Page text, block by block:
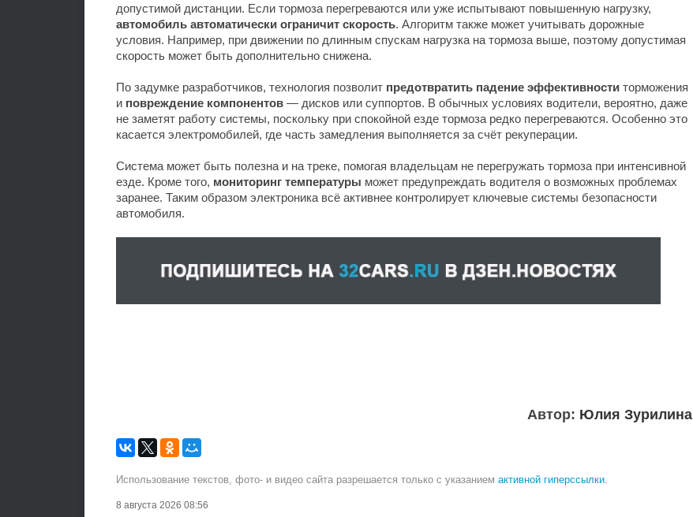
допустимой дистанции. Если тормоза перегреваются или уже испытывают повышенную нагрузку,
автомобиль автоматически ограничит скорость. Алгоритм также может учитывать дорожные
условия. Например, при движении по длинным спускам нагрузка на тормоза выше, поэтому допустимая
скорость может быть дополнительно снижена.
По задумке разработчиков, технология позволит предотвратить падение эффективности торможения
и повреждение компонентов — дисков или суппортов. В обычных условиях водители, вероятно, даже
не заметят работу системы, поскольку при спокойной езде тормоза редко перегреваются. Особенно это
касается электромобилей, где часть замедления выполняется за счёт рекуперации.
Система может быть полезна и на треке, помогая владельцам не перегружать тормоза при интенсивной
езде. Кроме того, мониторинг температуры может предупреждать водителя о возможных проблемах
заранее. Таким образом электроника всё активнее контролирует ключевые системы безопасности
автомобиля.
Автор: Юлия Зурилина
Использование текстов, фото- и видео сайта разрешается только с указанием активной гиперссылки.
8 августа 2026 08:56